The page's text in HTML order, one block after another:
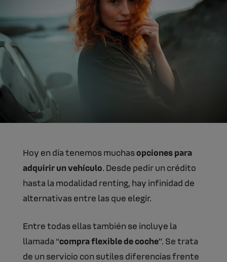
Hoy en día tenemos muchasopciones para
adquirir un vehículo. Desde pedir un crédito
hasta la modalidad renting, hay infinidad de
alternativas entre las que elegir.
Entre todas ellas también se incluye la
llamada “compra flexible de coche”. Se trata
de un servicio con sutiles diferencias frente